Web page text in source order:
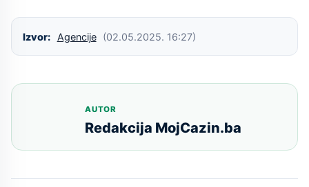
Izvor: Agencije (02.05.2025. 16:27)
AUTOR
Redakcija MojCazin.ba